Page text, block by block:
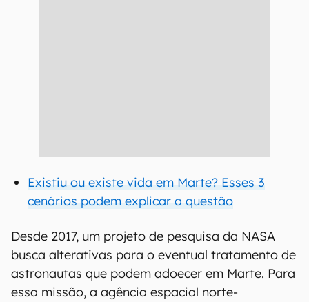
Existiu ou existe vida em Marte? Esses 3
cenários podem explicar a questão
Desde 2017, um projeto de pesquisa da NASA
busca alterativas para o eventual tratamento de
astronautas que podem adoecer em Marte. Para
essa missão, a agência espacial norte-